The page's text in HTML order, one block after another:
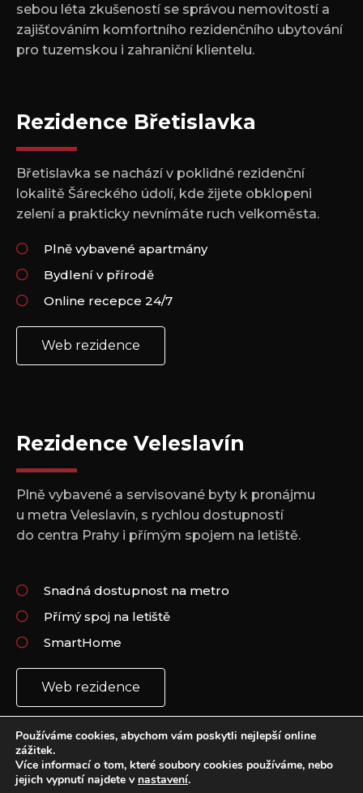
sebou léta zkušeností se správou nemovitostí a
zajišťováním komfortního rezidenčního ubytování
pro tuzemskou i zahraniční klientelu.
Rezidence Břetislavka
Břetislavka se nachází v poklidné rezidenční
lokalitě Šáreckého údolí, kde žijete obklopeni
zelení a prakticky nevnímáte ruch velkoměsta.
Plně vybavené apartmány
Bydlení v přírodě
Online recepce 24/7
Web rezidence
Rezidence Veleslavín
Plně vybavené a servisované byty k pronájmu
u metra Veleslavín, s rychlou dostupností
do centra Prahy i přímým spojem na letiště.
Snadná dostupnost na metro
Přímý spoj na letiště
SmartHome
Web rezidence
Používáme cookies, abychom vám poskytli nejlepší online
zážitek.
Více informací o tom, které soubory cookies používáme, nebo
jejich vypnutí najdete v nastavení.